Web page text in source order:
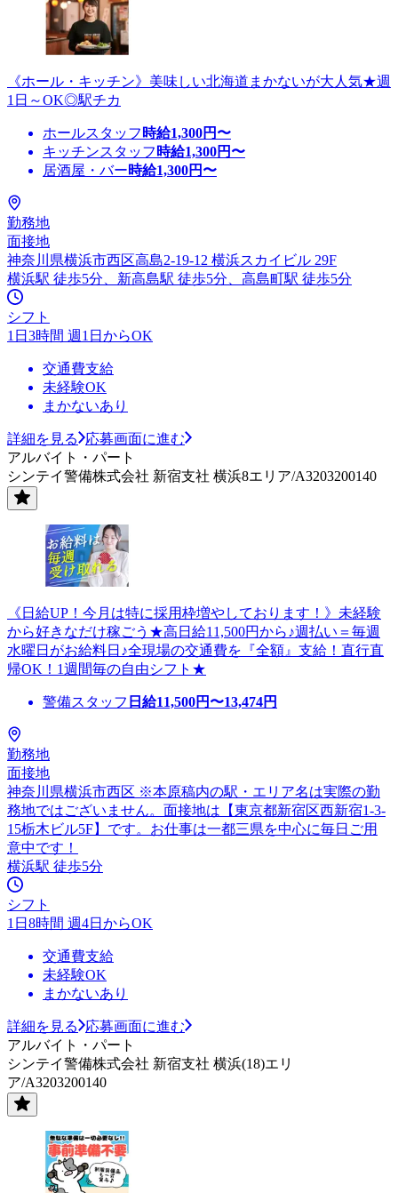
《ホール・キッチン》美味しい北海道まかないが大人気★週
1日～OK◎駅チカ
ホールスタッフ 時給1,300円〜
キッチンスタッフ 時給1,300円〜
居酒屋・バー時給1,300円〜
勤務地
面接地
神奈川県横浜市西区高島2-19-12 横浜スカイビル 29F
横浜駅 徒歩5分、新高島駅 徒歩5分、高島町駅 徒歩5分
シフト
1日3時間 週1日からOK
交通費支給
未経験OK
まかないあり
詳細を見る
応募画面に進む
アルバイト・パート
シンテイ警備株式会社 新宿支社 横浜8エリア/A3203200140
《日給UP！今月は特に採用枠増やしております！》未経験
から好きなだけ稼ごう★高日給11,500円から♪週払い＝毎週
水曜日がお給料日♪全現場の交通費を『全額』支給！直行直
帰OK！1週間毎の自由シフト★
警備スタッフ 日給11,500円〜13,474円
勤務地
面接地
神奈川県横浜市西区 ※本原稿内の駅・エリア名は実際の勤
務地ではございません。面接地は【東京都新宿区西新宿1-3-
15栃木ビル5F】です。お仕事は一都三県を中心に毎日ご用
意中です！
横浜駅 徒歩5分
シフト
1日8時間 週4日からOK
交通費支給
未経験OK
まかないあり
詳細を見る
応募画面に進む
アルバイト・パート
シンテイ警備株式会社 新宿支社 横浜(18)エリ
ア/A3203200140